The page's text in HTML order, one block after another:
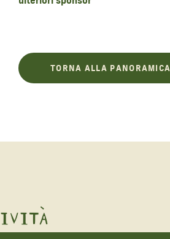
TORNA ALLA PANORAMICA